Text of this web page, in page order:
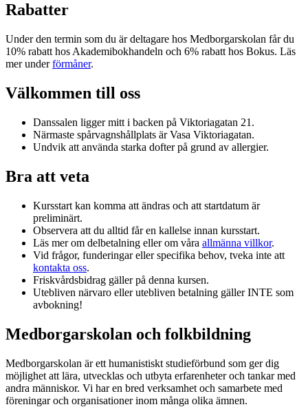
Rabatter
Under den termin som du är deltagare hos Medborgarskolan får du
10% rabatt hos Akademibokhandeln och 6% rabatt hos Bokus. Läs
mer underförmåner.
Välkommen till oss
Danssalen ligger mitt i backen på Viktoriagatan 21.
Närmaste spårvagnshållplats är Vasa Viktoriagatan.
Undvik att använda starka dofter på grund av allergier.
Bra att veta
Kursstart kan komma att ändras och att startdatum är
preliminärt.
Observera att du alltid får en kallelse innan kursstart.
Läs mer om delbetalning eller om våra allmänna villkor.
Vid frågor, funderingar eller specifika behov, tveka inte att
kontakta oss.
Friskvårdsbidrag gäller på denna kursen.
Utebliven närvaro eller utebliven betalning gäller INTE som
avbokning!
Medborgarskolan och folkbildning
Medborgarskolan är ett humanistiskt studieförbund som ger dig
möjlighet att lära, utvecklas och utbyta erfarenheter och tankar med
andra människor. Vi har en bred verksamhet och samarbete med
föreningar och organisationer inom många olika ämnen.